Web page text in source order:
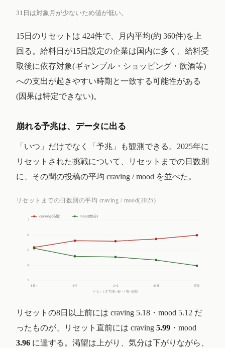
31日は対象月が少ないため値が低い。
15日のリセットは 424件で、月内平均(約 360件)を上
回る。給料日が15日設定の企業は国内に多く、給料受
取後に依存対象(ギャンブル・ショッピング・飲酒等)
への支出が起きやすい時期と一致する可能性がある
(因果は特定できない)。
崩れる予兆は、データに出る
「いつ」だけでなく「予兆」も観測できる。2025年に
リセットされた挑戦について、リセットまでの日数別
に、その間の投稿の平均 craving / mood を並べた。
リセットまでの日数別の平均 craving / mood(2025)
3
4
5
6
7
8日+ 4–7 2–3 前日
直前
リセットまで(左=遠い / 右=直前)
craving(渇望) mood(気分)
リセットの8日以上前には craving 5.18・mood 5.12 だ
ったものが、リセット直前には craving 5.99 ・mood
3.96 に達する。渇望は上がり、気分は下がりながら、